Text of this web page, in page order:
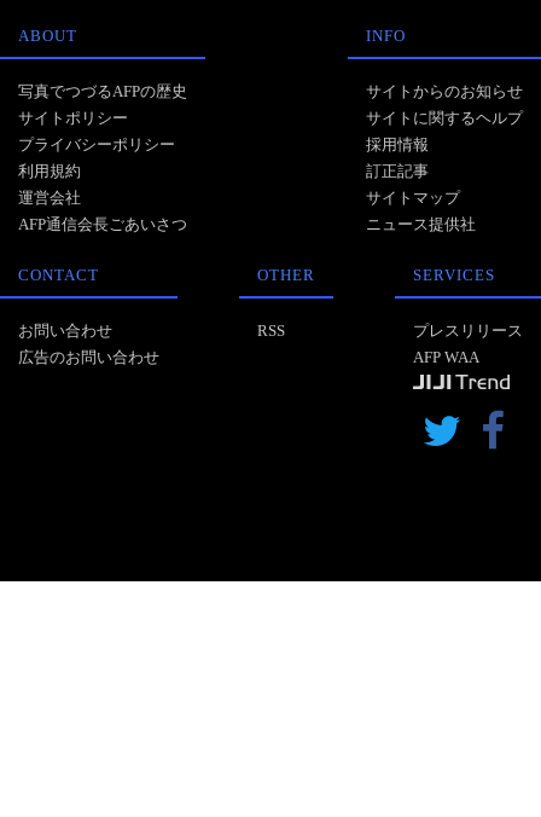
ABOUT
写真でつづるAFPの歴史
サイトポリシー
プライバシーポリシー
利用規約
運営会社
AFP通信会長ごあいさつ
INFO
サイトからのお知らせ
サイトに関するヘルプ
採用情報
訂正記事
サイトマップ
ニュース提供社
CONTACT
お問い合わせ
広告のお問い合わせ
OTHER
RSS
SERVICES
プレスリリース
AFP WAA